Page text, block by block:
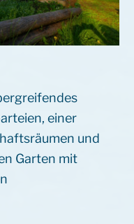
einer
und
Garten mit